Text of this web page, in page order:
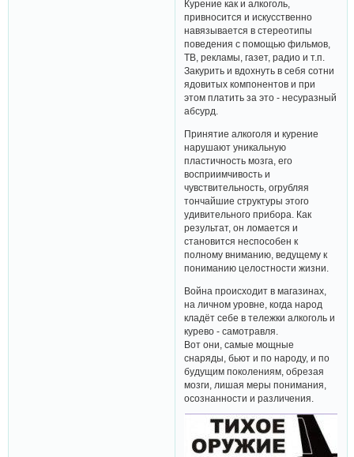
Курение как и алкоголь,
привносится и искусственно
навязывается в стереотипы
поведения с помощью фильмов,
ТВ, рекламы, газет, радио и т.п.
Закурить и вдохнуть в себя сотни
ядовитых компонентов и при
этом платить за это - несуразный
абсурд.
Принятие алкоголя и курение
нарушают уникальную
пластичность мозга, его
восприимчивость и
чувствительность, огрубляя
тончайшие структуры этого
удивительного прибора. Как
результат, он ломается и
становится неспособен к
полному вниманию, ведущему к
пониманию целостности жизни.
Война происходит в магазинах,
на личном уровне, когда народ
кладёт себе в тележки алкоголь и
курево - самотравля.
Вот они, самые мощные
снаряды, бьют и по народу, и по
будущим поколениям, обрезая
мозги, лишая меры понимания,
осознанности и различения.